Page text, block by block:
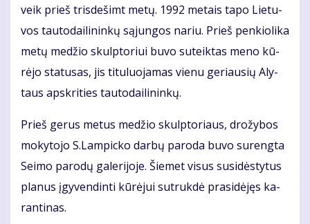
veik prieš tris­de­šimt me­tų. 1992 me­tais ta­po Lie­tu­
vos tau­to­dai­li­nin­kų są­jun­gos na­riu. Prieš pen­kio­li­ka
me­tų me­džio skulp­to­riui bu­vo su­teik­tas me­no kū­
rė­jo sta­tu­sas, jis ti­tu­luo­ja­mas vie­nu ge­riau­sių Aly­
taus ap­skri­ties tau­to­dai­li­nin­kų.
Prieš ge­rus me­tus me­džio skulp­to­riaus, dro­žy­bos
mo­ky­to­jo S.Lam­pic­ko dar­bų pa­ro­da bu­vo su­reng­ta
Sei­mo pa­ro­dų ga­le­ri­jo­je. Šie­met vi­sus su­si­dės­ty­tus
pla­nus įgy­ven­din­ti kū­rė­jui su­truk­dė pra­si­dė­jęs ka­
ran­ti­nas.